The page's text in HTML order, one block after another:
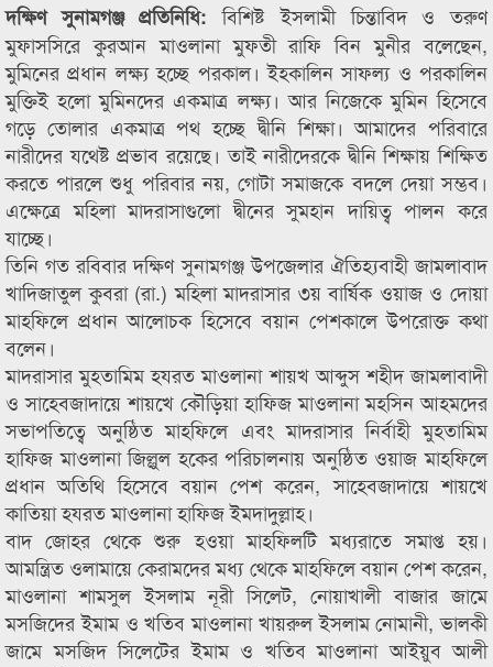
দক্ষিণ সুনামগঞ্জ প্রতিনিধি: বিশিষ্ট ইসলামী চিন্তাবিদ ও তরুণ
মুফাসসিরে কুরআন মাওলানা মুফতী রাফি বিন মুনীর বলেছেন,
মুমিনের প্রধান লক্ষ্য হচ্ছে পরকাল। ইহকালিন সাফল্য ও পরকালিন
মুক্তিই হলো মুমিনদের একমাত্র লক্ষ্য। আর নিজেকে মুমিন হিসেবে
গড়ে তোলার একমাত্র পথ হচ্ছে দ্বীনি শিক্ষা। আমাদের পরিবারে
নারীদের যথেষ্ট প্রভাব রয়েছে। তাই নারীদেরকে দ্বীনি শিক্ষায় শিক্ষিত
করতে পারলে শুধু পরিবার নয়, গোটা সমাজকে বদলে দেয়া সম্ভব।
এক্ষেত্রে মহিলা মাদরাসাগুলো দ্বীনের সুমহান দায়িত্ব পালন করে
যাচ্ছে।
তিনি গত রবিবার দক্ষিণ সুনামগঞ্জ উপজেলার ঐতিহ্যবাহী জামলাবাদ
খাদিজাতুল কুবরা (রা.) মহিলা মাদরাসার ৩য় বার্ষিক ওয়াজ ও দোয়া
মাহফিলে প্রধান আলোচক হিসেবে বয়ান পেশকালে উপরোক্ত কথা
বলেন।
মাদরাসার মুহতামিম হযরত মাওলানা শায়খ আব্দুস শহীদ জামলাবাদী
ও সাহেবজাদায়ে শায়খে কৌড়িয়া হাফিজ মাওলানা মহসিন আহমদের
সভাপতিত্বে অনুষ্ঠিত মাহফিলে এবং মাদরাসার নির্বাহী মুহতামিম
হাফিজ মাওলানা জিল্লুল হকের পরিচালনায় অনুষ্ঠিত ওয়াজ মাহফিলে
প্রধান অতিথি হিসেবে বয়ান পেশ করেন, সাহেবজাদায়ে শায়খে
কাতিয়া হযরত মাওলানা হাফিজ ইমদাদুল্লাহ।
বাদ জোহর থেকে শুরু হওয়া মাহফিলটি মধ্যরাতে সমাপ্ত হয়।
আমন্ত্রিত ওলামায়ে কেরামদের মধ্য থেকে মাহফিলে বয়ান পেশ করেন,
মাওলানা শামসুল ইসলাম নূরী সিলেট, নোয়াখালী বাজার জামে
মসজিদের ইমাম ও খতিব মাওলানা খায়রুল ইসলাম নোমানী, ভালকী
জামে মসজিদ সিলেটের ইমাম ও খতিব মাওলানা আইয়ুব আলী